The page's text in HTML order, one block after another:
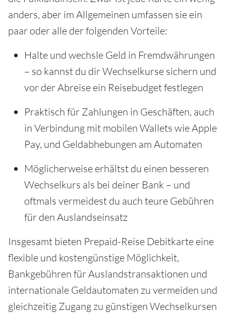
anders, aber im Allgemeinen umfassen sie ein
paar oder alle der folgenden Vorteile:
Halte und wechsle Geld in Fremdwährungen
– so kannst du dir Wechselkurse sichern und
vor der Abreise ein Reisebudget festlegen
Praktisch für Zahlungen in Geschäften, auch
in Verbindung mit mobilen Wallets wie Apple
Pay, und Geldabhebungen am Automaten
Möglicherweise erhältst du einen besseren
Wechselkurs als bei deiner Bank – und
oftmals vermeidest du auch teure Gebühren
für den Auslandseinsatz
Insgesamt bieten Prepaid-Reise Debitkarte eine
flexible und kostengünstige Möglichkeit,
Bankgebühren für Auslandstransaktionen und
internationale Geldautomaten zu vermeiden und
gleichzeitig Zugang zu günstigen Wechselkursen